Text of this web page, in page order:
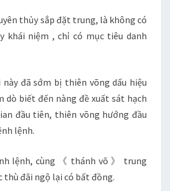
thủy sắp đặt trung, là không có
khái niệm , chỉ có mục tiêu danh
này đã sớm bị thiên võng dấu hiệu
dò biết đến nàng đề xuất sát hạch
đầu tiên, thiên võng hướng đầu
lệnh.
lệnh, cùng 《 thánh võ 》 trung
thù đãi ngộ lại có bất đồng.